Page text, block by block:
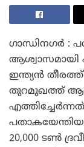
ഗാന്ധിനഗർ :
ആശ്വാസമായി
ഇന്ത്യൻ
തുറമുഖത്ത് ആണ്
20,000 ടൺ